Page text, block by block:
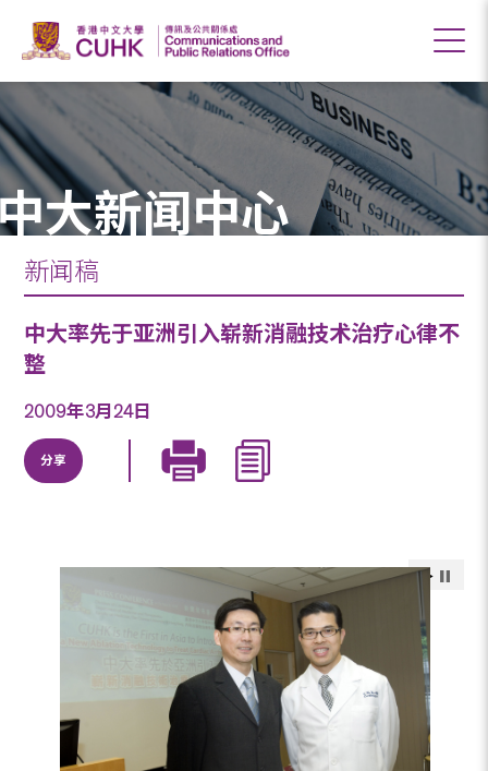
大新闻中心
新闻稿
中大率先于亚洲引入崭新消融技术治疗心律不
整
2009年3月24日
分享